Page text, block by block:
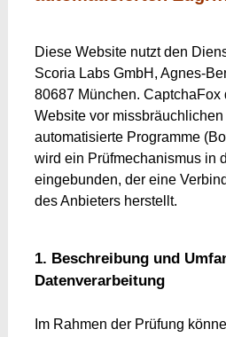
Diese Website nutzt den
Scoria Labs GmbH, Agnes-
80687 München. CaptchaFox
Website vor
automatisierte Programme
wird ein Prüfmechanismus in
eingebunden, der eine
des Anbieters herstellt.
1. Beschreibung und
Datenverarbeitung
Im Rahmen der Prüfung